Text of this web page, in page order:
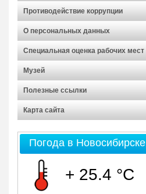
Противодействие коррупции
О персональных данных
Специальная оценка рабочих мест
Музей
Полезные ссылки
Карта сайта
Погода в Новосибирске
+ 25.4 °C